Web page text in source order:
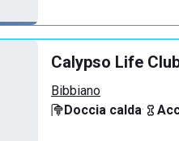
Calypso Life
Bibbiano
Doccia calda·